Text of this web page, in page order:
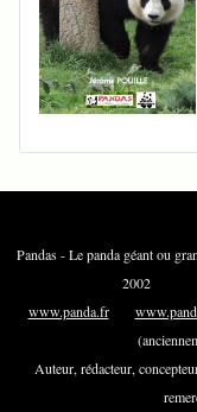
Pandas - Le panda géant ou
2002 ©
www.panda.fr
Auteur, rédacteur,